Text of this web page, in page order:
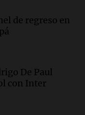
noche a
su familia
el revés
debilidad
de regreso en
De Paul
con Inter